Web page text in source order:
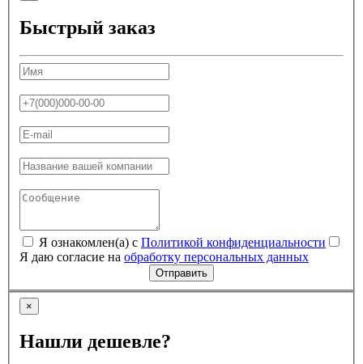
Быстрый заказ
Я ознакомлен(а) с Политикой конфиденциальности
Я даю согласие на обработку персональных данных
Отправить
×
Нашли дешевле?